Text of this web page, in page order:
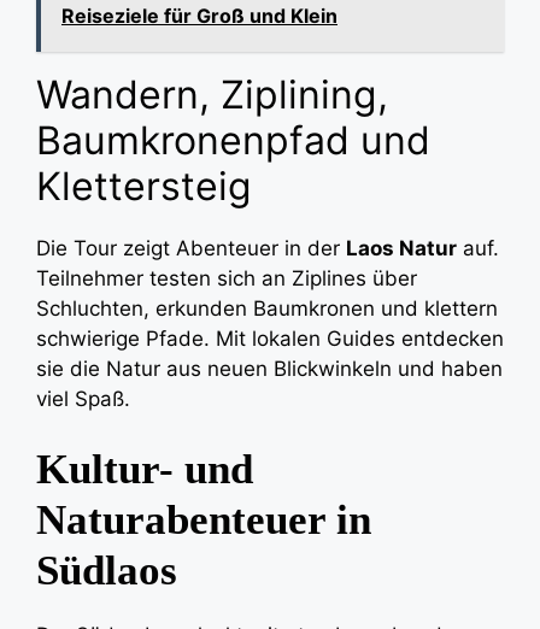
Reiseziele für Groß und Klein
Wandern, Ziplining,
Baumkronenpfad und
Klettersteig
Die Tour zeigt Abenteuer in der Laos Natur auf.
Teilnehmer testen sich an Ziplines über
Schluchten, erkunden Baumkronen und klettern
schwierige Pfade. Mit lokalen Guides entdecken
sie die Natur aus neuen Blickwinkeln und haben
viel Spaß.
Kultur- und
Naturabenteuer in
Südlaos